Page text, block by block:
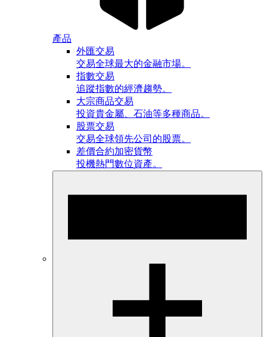
產品
外匯交易
交易全球最大的金融市場。
指數交易
追蹤指數的經濟趨勢。
大宗商品交易
投資貴金屬、石油等多種商品。
股票交易
交易全球領先公司的股票。
差價合約加密貨幣
投機熱門數位資產。